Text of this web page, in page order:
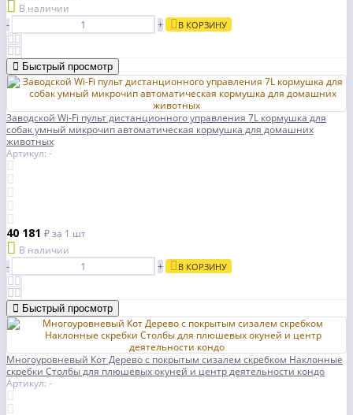
В наличии
-
+ В КОРЗИНУ
Быстрый просмотр
Заводской Wi-Fi пульт дистанционного управления 7L кормушка для
собак умный микрочип автоматическая кормушка для домашних
животных
Артикул: -
40 181 ₽за 1 шт
В наличии
-
+ В КОРЗИНУ
Быстрый просмотр
Многоуровневый Кот Дерево с покрытым сизалем скребком Наклонные
скребки Столбы для плюшевых окуней и центр деятельности кондо
Артикул: -